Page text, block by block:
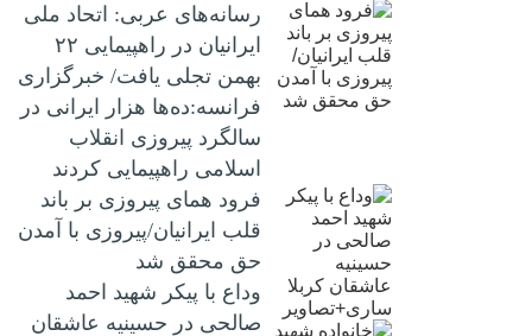
رسانه‌های عربی: اتحاد ملی
ایرانیان در راهپیمایی ۲۲
بهمن تجلی یافت/ خبرگزاری
فرانسه:ده‌ها هزار ایرانی در
سالگرد پیروزی انقلاب
اسلامی راهپیمایی کردند
فرود همای پیروزی بر باند
قلب ایرانیان/پیروزی با آمدن
حق محقق شد
وداع با پیکر شهید احمد
صالحی‌ در حسینیه عاشقان